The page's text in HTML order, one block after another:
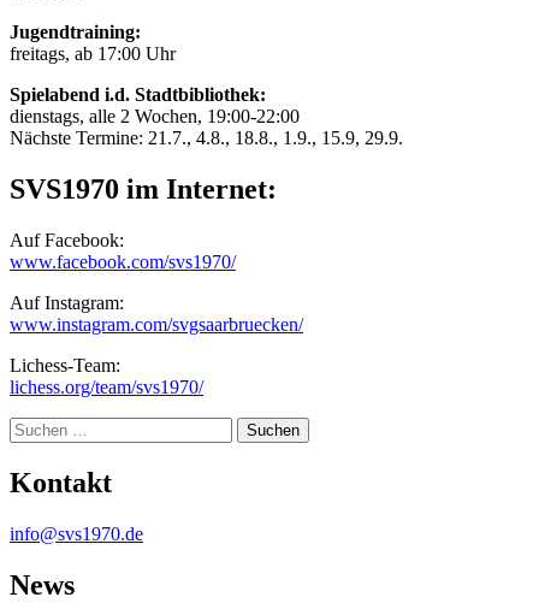
Jugendtraining:
freitags, ab 17:00 Uhr
Spielabend i.d. Stadtbibliothek:
dienstags, alle 2 Wochen, 19:00-22:00
Nächste Termine: 21.7., 4.8., 18.8., 1.9., 15.9, 29.9.
SVS1970 im Internet:
Auf Facebook:
www.facebook.com/svs1970/
Auf Instagram:
www.instagram.com/svgsaarbruecken/
Lichess-Team:
lichess.org/team/svs1970/
Suche
Kontakt
info@svs1970.de
News